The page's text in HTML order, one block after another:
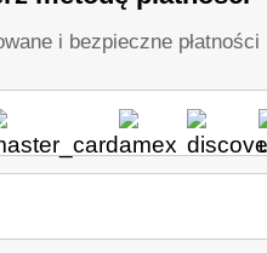
i bezpieczne płatności